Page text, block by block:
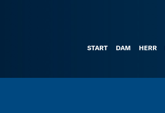
START DAM HERR